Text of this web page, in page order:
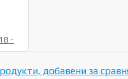
-
добавени за